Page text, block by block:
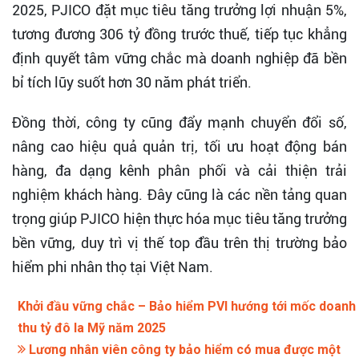
2025, PJICO đặt mục tiêu tăng trưởng lợi nhuận 5%,
tương đương 306 tỷ đồng trước thuế, tiếp tục khẳng
định quyết tâm vững chắc mà doanh nghiệp đã bền
bỉ tích lũy suốt hơn 30 năm phát triển.
Đồng thời, công ty cũng đẩy mạnh chuyển đổi số,
nâng cao hiệu quả quản trị, tối ưu hoạt động bán
hàng, đa dạng kênh phân phối và cải thiện trải
nghiệm khách hàng. Đây cũng là các nền tảng quan
trọng giúp PJICO hiện thực hóa mục tiêu tăng trưởng
bền vững, duy trì vị thế top đầu trên thị trường bảo
hiểm phi nhân thọ tại Việt Nam.
Khởi đầu vững chắc – Bảo hiểm PVI hướng tới mốc doanh
thu tỷ đô la Mỹ năm 2025
Lương nhân viên công ty bảo hiểm có mua được một